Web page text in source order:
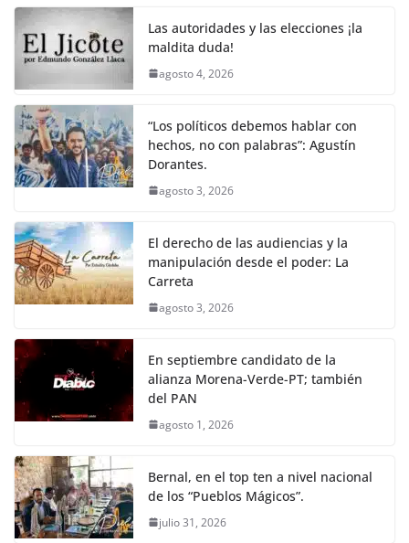
Las autoridades y las elecciones ¡la
maldita duda!
agosto 4, 2026
“Los políticos debemos hablar con
hechos, no con palabras”: Agustín
Dorantes.
agosto 3, 2026
El derecho de las audiencias y la
manipulación desde el poder: La
Carreta
agosto 3, 2026
En septiembre candidato de la
alianza Morena-Verde-PT; también
del PAN
agosto 1, 2026
Bernal, en el top ten a nivel nacional
de los “Pueblos Mágicos”.
julio 31, 2026